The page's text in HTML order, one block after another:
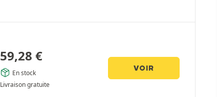
59,28 €
En stock
Livraison gratuite
VOIR